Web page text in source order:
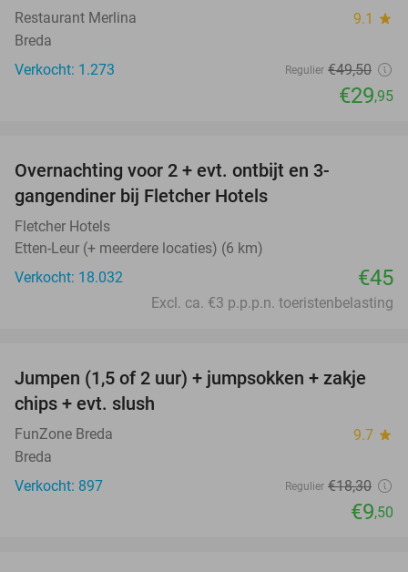
Restaurant Merlina 9.1 star
Breda
Verkocht: 1.273
Regulier €49,50
€29,95
Overnachting voor 2 + evt. ontbijt en 3-
gangendiner bij Fletcher Hotels
Fletcher Hotels
Etten-Leur (+ meerdere locaties) (6 km)
Verkocht: 18.032
€45
Excl. ca. €3 p.p.p.n. toeristenbelasting
48%
Jumpen (1,5 of 2 uur) + jumpsokken + zakje
chips + evt. slush
FunZone Breda 9.7 star
Breda
Verkocht: 897
Regulier €18,30
€9,50